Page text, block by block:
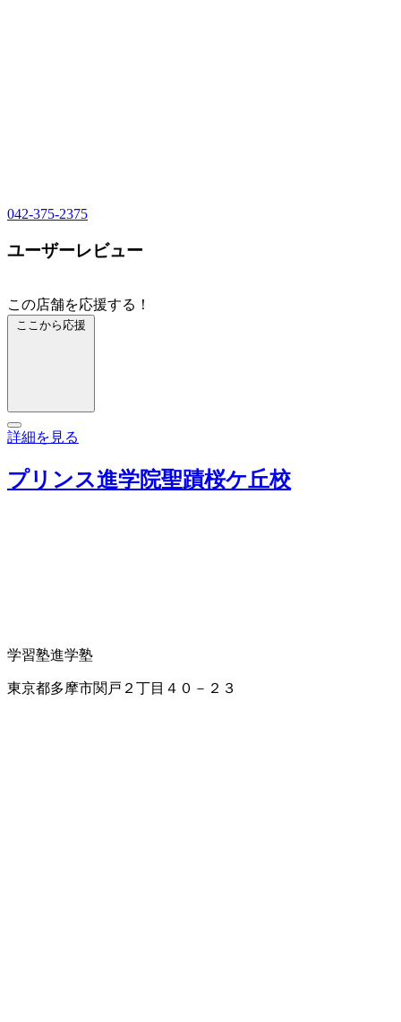
042-375-2375
ユーザーレビュー
この店舗を応援する！
ここから応援
詳細を見る
プリンス進学院聖蹟桜ケ丘校
学習塾進学塾
東京都多摩市関戸２丁目４０－２３